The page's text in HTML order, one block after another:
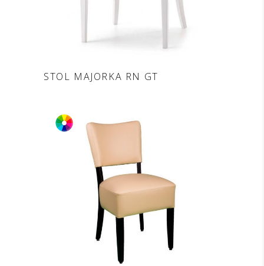
DODAJ V POVPRAŠEVANJE
STOL MAJORKA RN GT